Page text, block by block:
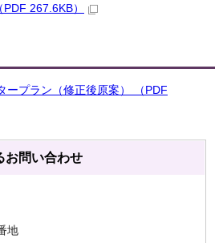
267.6KB）
ープラン（修正後原案） （PDF
お問い合わせ
地